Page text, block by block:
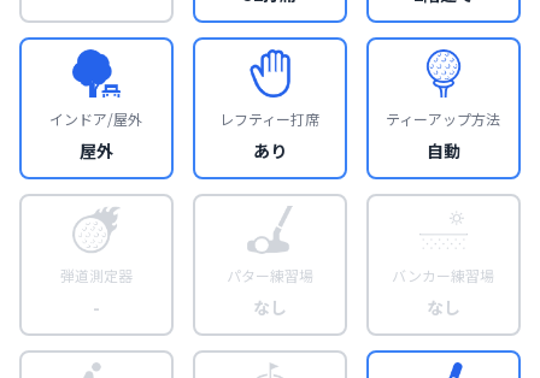
インドア/屋外
屋外
レフティー打席
あり
ティーアップ方法
自動
弾道測定器
-
パター練習場
なし
バンカー練習場
なし